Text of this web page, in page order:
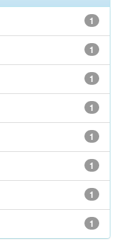
1
1
1
1
1
1
1
1